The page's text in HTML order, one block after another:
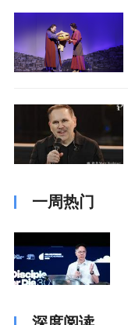
一周热门